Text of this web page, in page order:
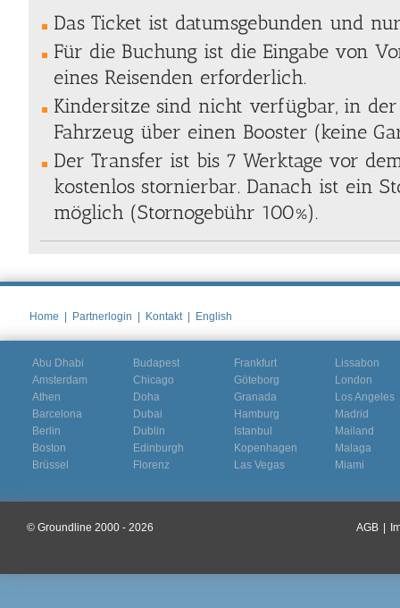
Das Ticket ist datumsgebunden und
Für die Buchung ist die Eingabe von
eines Reisenden erforderlich.
Kindersitze sind nicht verfügbar, in
Fahrzeug über einen Booster (keine
Der Transfer ist bis 7 Werktage vor
kostenlos stornierbar. Danach ist ein
möglich (Stornogebühr 100%).
Home | Partnerlogin | Kontakt | English
Abu Dhabi
Amsterdam
Athen
Barcelona
Berlin
Boston
Brüssel
Budapest
Chicago
Doha
Dubai
Dublin
Edinburgh
Florenz
Frankfurt
Göteborg
Granada
Hamburg
Istanbul
Kopenhagen
Las Vegas
Lissabon
London
Los Angeles
Madrid
Mailand
Malaga
Miami
© Groundline 2000 - 2026 AGB |